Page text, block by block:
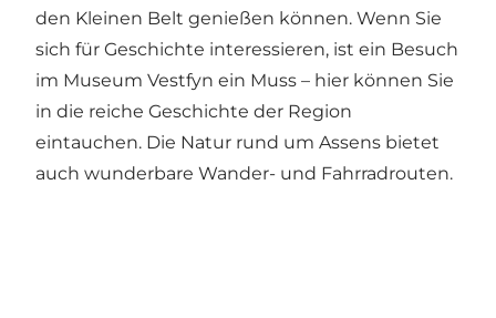
den Kleinen Belt genießen können. Wenn Sie
sich für Geschichte interessieren, ist ein Besuch
im Museum Vestfyn ein Muss – hier können Sie
in die reiche Geschichte der Region
eintauchen. Die Natur rund um Assens bietet
auch wunderbare Wander- und Fahrradrouten.